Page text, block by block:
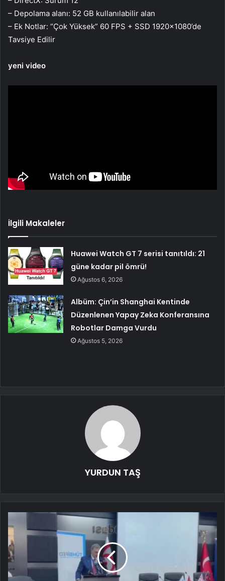
– Depolama alanı: 52 GB kullanılabilir alan
– Ek Notlar: “Çok Yüksek” 60 FPS + SSD 1920×1080’de
Tavsiye Edilir
yeni video
İlgili Makaleler
Huawei Watch GT 7 serisi tanıtıldı: 21
güne kadar pil ömrü!
Ağustos 6, 2026
Albüm: Çin’in Shanghai Kentinde
Düzenlenen Yapay Zeka Konferansına
Robotlar Damga Vurdu
Ağustos 5, 2026
YURDUN TAŞ